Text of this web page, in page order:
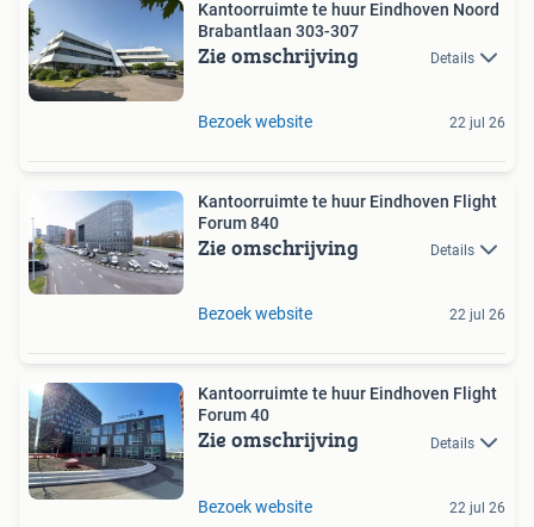
Kantoorruimte te huur Eindhoven Noord
Brabantlaan 303-307
Zie omschrijving Details
Bezoek website 22 jul 26
Kantoorruimte te huur Eindhoven Flight
Forum 840
Zie omschrijving Details
Bezoek website 22 jul 26
Kantoorruimte te huur Eindhoven Flight
Forum 40
Zie omschrijving Details
Bezoek website 22 jul 26